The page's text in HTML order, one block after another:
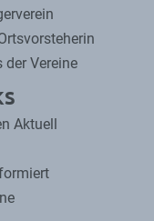
Vereine
Aktuell